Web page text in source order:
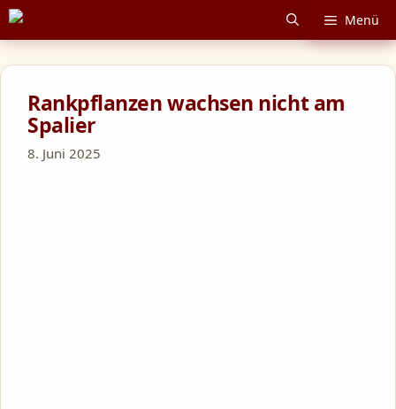
Zum
Inhalt
springen
Menü
Rankpflanzen wachsen nicht am
Spalier
8. Juni 2025